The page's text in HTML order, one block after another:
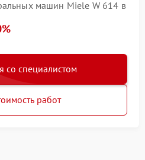
машин Miele W 614 в
со специалистом
работ